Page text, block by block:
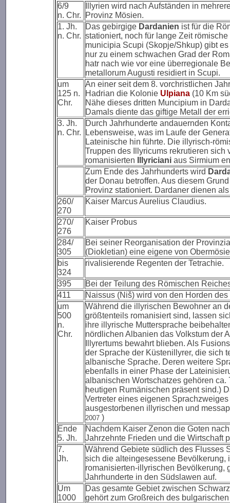
6/9
n. Chr.
Illyrien wird nach Aufständen in
Provinz Mösien.
1. Jh.
n. Chr.
Das gebirgige Dardanien ist für die
stationiert, noch für lange Zeit
municipia Scupi (Skopje/Shkup) gibt
nur zu einem schwachen Grad der
hatr nach wie vor eine überregionale
metallorum Augusti residiert in Scupi.
um
125 n.
Chr.
An einer seit dem 8. vorchristlichen
Hadrian die Kolonie Ulpiana (10 Km
Nähe dieses dritten Muncipium in
Damals diente das giftige Metall der
3. Jh.
n. Chr.
Durch Jahrhunderte andauernden
Lebensweise, was im Laufe der
Lateinische hin führte. Die illyrisch-
Truppen des Illyricums rekrutieren
romanisierten
Illyriciani aus Sirmium
Zum Ende des Jahrhunderts wird
der Donau betroffen. Aus diesem
Provinz stationiert. Dardaner dienen
260/
270
Kaiser Marcus Aurelius Claudius.
270/
276
Kaiser Probus
284/
305
Bei seiner Reorganisation der
(Diokletian) eine eigene von
bis
324
rivalisierende Regenten der Tetrachie.
395
Bei der Teilung des Römischen
411
Naissus (Niš) wird von den Horden
um
500
n.
Chr.
Während die illyrischen Bewohner an
größtenteils romanisiert sind, lassen
ihre illyrische Muttersprache
nördlichen Albanien das Volkstum der
Illyrertums bewahrt blieben. Als
der Sprache der Küstenillyrer, die sich
albanische Sprache. Deren weitere
ebenfalls in einer Phase der
albanischen Wortschatzes gehören
heutigen Rumänischen präsent sind.)
Vertreter eines eigenen
ausgestorbenen illyrischen und
2007 )
Ende
5. Jh.
Nachdem Kaiser Zenon die Goten
Jahrzehnte Frieden und die Wirtschaft
7.
Jh.
Während Gebiete südlich des Flusses
sich die alteingesessene Bevölkerung,
romanisierten-illyrischen Bevölkerung,
Jahrhunderte in den Südslawen auf.
Um
1000
Das gesamte Gebiet zwischen
gehört zum Großreich des